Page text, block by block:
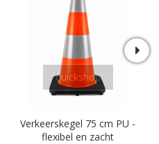
quickshop
Verkeerskegel 75 cm PU -
flexibel en zacht